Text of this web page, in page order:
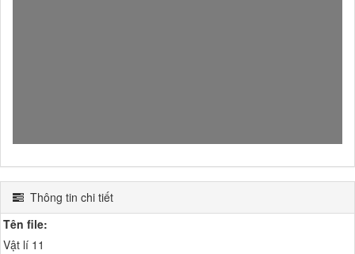
Thông tin chi tiết
Tên file:
Vật lí 11